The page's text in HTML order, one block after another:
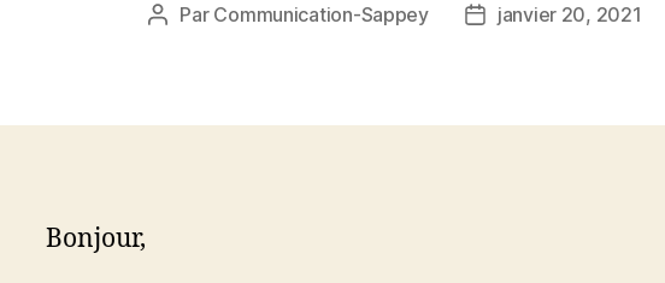
Auteur
Par Communication-Sappey
Datejanvier 20, 2021
Bonjour,